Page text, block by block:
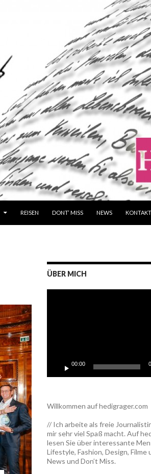
REISEN DONT‘ MISS NEWS KONTAKT
ÜBER MICH
00:00
Willkommen auf hedigrager.com
// Ich arbeite als freie
mir sehr viel Spaß macht. Auf
lesen Sie über interessante
Lifestyle, Fashion, Design, Filme
News und Don’t Miss.